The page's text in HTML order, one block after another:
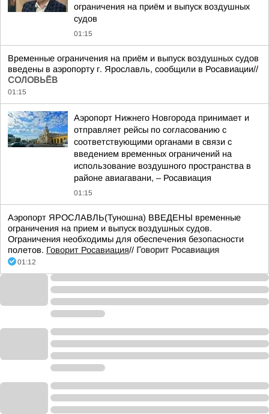
ограничения на приём и выпуск воздушных
судов
01:15
Временные ограничения на приём и выпуск воздушных судов
введены в аэропорту г. Ярославль, сообщили в Росавиации//
СОЛОВЬЁВ
01:15
Аэропорт Нижнего Новгорода принимает и
отправляет рейсы по согласованию с
соответствующими органами в связи с
введением временных ограничений на
использование воздушного пространства в
районе авиагавани, – Росавиация
01:15
Аэропорт ЯРОСЛАВЛЬ(Туношна) ВВЕДЕНЫ временные
ограничения на прием и выпуск воздушных судов.
Ограничения необходимы для обеспечения безопасности
полетов. Говорит Росавиация// Говорит Росавиация
01:12